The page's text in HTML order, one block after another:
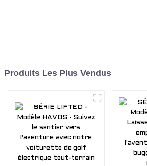
Produits Les Plus Vendus